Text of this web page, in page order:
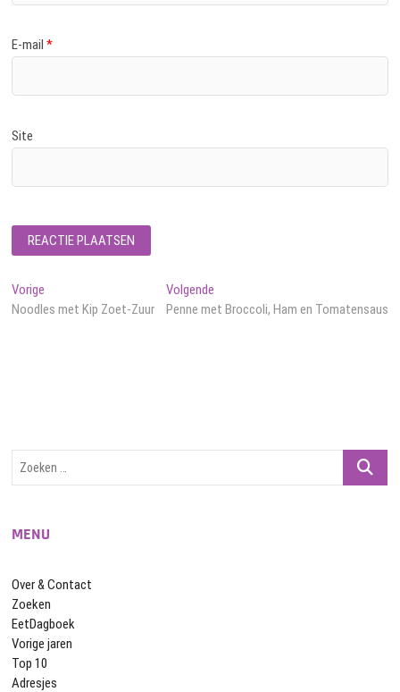
E-mail*
Site
Bericht
navigatie
Vorige
bericht:
Noodles met Kip Zoet-Zuur
VolgendeVolgend
bericht:
Penne met Broccoli, Ham en Tomatensaus
Zoeken
MENU
Over & Contact
Zoeken
EetDagboek
Vorige jaren
Top 10
Adresjes